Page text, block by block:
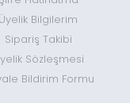
Üyelik Bilgilerim
Sipariş Takibi
Sözleşmesi
Bildirim Formu